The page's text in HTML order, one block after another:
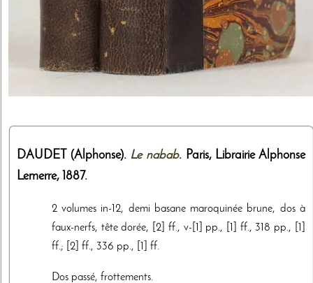
DAUDET (Alphonse). Le nabab. Paris, Librairie Alphonse
Lemerre, 1887.
2 volumes in-12, demi basane maroquinée brune, dos à
faux-nerfs, tête dorée, [2] ff., v-[1] pp., [1] ff., 318 pp., [1]
ff.; [2] ff., 336 pp., [1] ff.
Dos passé, frottements.